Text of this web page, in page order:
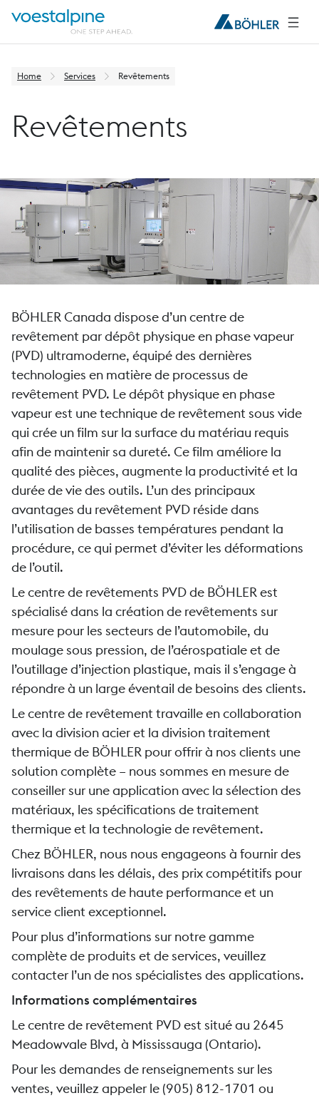
Home Services Revêtements
Revêtements
BÖHLER Canada dispose d’un centre de
revêtement par dépôt physique en phase vapeur
(PVD) ultramoderne, équipé des dernières
technologies en matière de processus de
revêtement PVD. Le dépôt physique en phase
vapeur est une technique de revêtement sous vide
qui crée un film sur la surface du matériau requis
afin de maintenir sa dureté. Ce film améliore la
qualité des pièces, augmente la productivité et la
durée de vie des outils. L’un des principaux
avantages du revêtement PVD réside dans
l’utilisation de basses températures pendant la
procédure, ce qui permet d’éviter les déformations
de l’outil.
Le centre de revêtements PVD de BÖHLER est
spécialisé dans la création de revêtements sur
mesure pour les secteurs de l’automobile, du
moulage sous pression, de l’aérospatiale et de
l’outillage d’injection plastique, mais il s’engage à
répondre à un large éventail de besoins des clients.
Le centre de revêtement travaille en collaboration
avec la division acier et la division traitement
thermique de BÖHLER pour offrir à nos clients une
solution complète – nous sommes en mesure de
conseiller sur une application avec la sélection des
matériaux, les spécifications de traitement
thermique et la technologie de revêtement.
Chez BÖHLER, nous nous engageons à fournir des
livraisons dans les délais, des prix compétitifs pour
des revêtements de haute performance et un
service client exceptionnel.
Pour plus d’informations sur notre gamme
complète de produits et de services, veuillez
contacter l’un de nos spécialistes des applications.
Informations complémentaires
Le centre de revêtement PVD est situé au 2645
Meadowvale Blvd, à Mississauga (Ontario).
Pour les demandes de renseignements sur les
ventes, veuillez appeler le (905) 812-1701 ou